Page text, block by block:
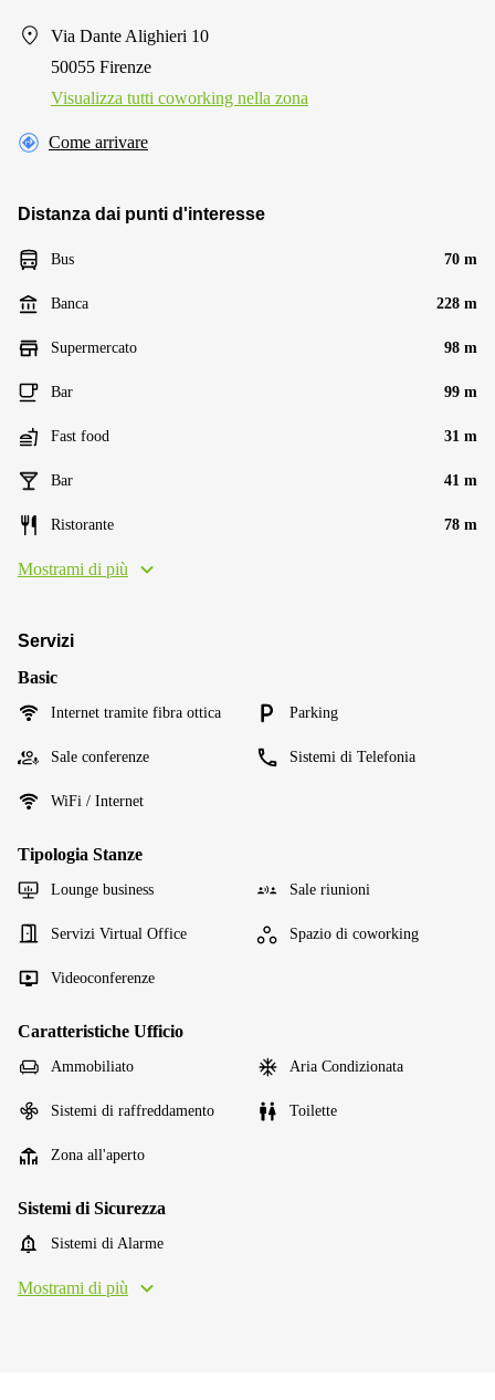
Via Dante Alighieri 10
50055 Firenze
Visualizza tutti сoworking nella zona
Come arrivare
Distanza dai punti d'interesse
Bus 70 m
Banca 228 m
Supermercato 98 m
Bar 99 m
Fast food 31 m
Bar 41 m
Ristorante 78 m
Mostrami di più
Servizi
Basic
Internet tramite fibra ottica Parking
Sale conferenze Sistemi di Telefonia
WiFi / Internet
Tipologia Stanze
Lounge business Sale riunioni
Servizi Virtual Office Spazio di coworking
Videoconferenze
Caratteristiche Ufficio
Ammobiliato Aria Condizionata
Sistemi di raffreddamento Toilette
Zona all'aperto
Sistemi di Sicurezza
Sistemi di Alarme
Mostrami di più